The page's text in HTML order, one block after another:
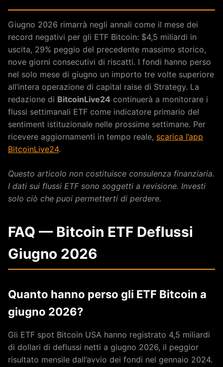
Giugno 2026 rimarrà negli annali come il mese dei
record negativi per gli ETF Bitcoin: $4,5 miliardi in
uscita, 29% peggio del precedente massimo storico,
nove giorni consecutivi di riscatti. I fondi hanno perso
nel solo mese di giugno un importo tre volte superiore
all’intera operazione di capital raise di Strategy. La
redazione di BitcoinLive24 continuerà a monitorare i
flussi settimanali ETF come indicatore primario del
sentiment istituzionale nelle prossime settimane. Per
ricevere aggiornamenti in tempo reale, scarica l’app
BitcoinLive24.
Questo articolo non costituisce consulenza finanziaria.
I dati sui flussi ETF sono soggetti a revisione. Investi
solo ciò che puoi permetterti di perdere.
FAQ — Bitcoin ETF Deflussi
Giugno 2026
Quanto hanno perso gli ETF Bitcoin a
giugno 2026?
Gli ETF spot Bitcoin USA hanno registrato 4,5 miliardi
di dollari di deflussi netti a giugno 2026, il peggior
risultato mensile dall’avvio dei fondi nel gennaio 2024.